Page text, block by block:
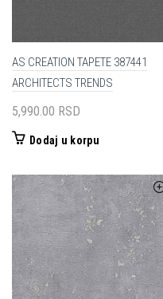
AS CREATION TAPETE 387441
ARCHITECTS TRENDS
5,990.00 RSD
Dodaj u korpu